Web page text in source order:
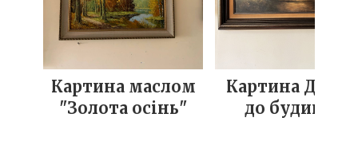
Картина маслом
"Золота осінь"
Картина
до будинку